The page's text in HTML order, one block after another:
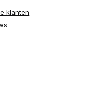
klanten